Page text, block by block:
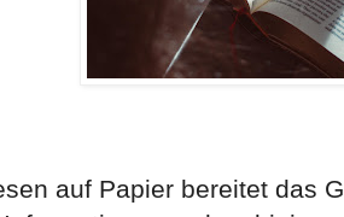
auf Papier bereitet das